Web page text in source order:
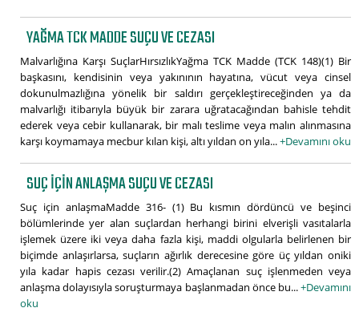
YAĞMA TCK MADDE SUÇU VE CEZASI
Malvarlığına Karşı SuçlarHırsızlıkYağma TCK Madde (TCK 148)(1) Bir
başkasını, kendisinin veya yakınının hayatına, vücut veya cinsel
dokunulmazlığına yönelik bir saldırı gerçekleştireceğinden ya da
malvarlığı itibarıyla büyük bir zarara uğratacağından bahisle tehdit
ederek veya cebir kullanarak, bir malı teslime veya malın alınmasına
karşı koymamaya mecbur kılan kişi, altı yıldan on yıla...+Devamını oku
SUÇ IÇIN ANLAŞMA SUÇU VE CEZASI
Suç için anlaşmaMadde 316- (1) Bu kısmın dördüncü ve beşinci
bölümlerinde yer alan suçlardan herhangi birini elverişli vasıtalarla
işlemek üzere iki veya daha fazla kişi, maddi olgularla belirlenen bir
biçimde anlaşırlarsa, suçların ağırlık derecesine göre üç yıldan oniki
yıla kadar hapis cezası verilir.(2) Amaçlanan suç işlenmeden veya
anlaşma dolayısıyla soruşturmaya başlanmadan önce bu...+Devamını
oku